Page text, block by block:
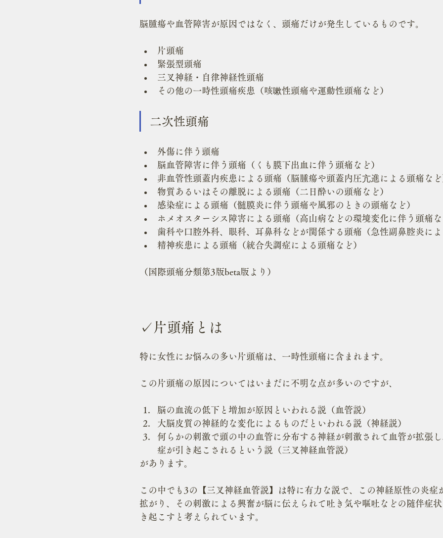
脳腫瘍や血管障害が原因ではなく、頭痛だけが発生しているものです。
片頭痛
緊張型頭痛
三叉神経・自律神経性頭痛
その他の一時性頭痛疾患（咳嗽性頭痛や運動性頭痛など）
二次性頭痛
外傷に伴う頭痛
脳血管障害に伴う頭痛（くも膜下出血に伴う頭痛など）
非血管性頭蓋内疾患による頭痛（脳腫瘍や頭蓋内圧亢進による頭痛など
物質あるいはその離脱による頭痛（二日酔いの頭痛など）
感染症による頭痛（髄膜炎に伴う頭痛や風邪のときの頭痛など）
ホメオスターシス障害による頭痛（高山病などの環境変化に伴う頭痛な
歯科や口腔外科、眼科、耳鼻科などが関係する頭痛（急性副鼻腔炎によ
精神疾患による頭痛（統合失調症による頭痛など）
（国際頭痛分類第3版beta版より）
✓片頭痛とは
特に女性にお悩みの多い片頭痛は、一時性頭痛に含まれます。
この片頭痛の原因についてはいまだに不明な点が多いのですが、
脳の血流の低下と増加が原因といわれる説（血管説）
大脳皮質の神経的な変化によるものだといわれる説（神経説）
何らかの刺激で頭の中の血管に分布する神経が刺激されて血管が拡張
症が引き起こされるという説（三叉神経血管説）
があります。
この中でも3の【三叉神経血管説】は特に有力な説で、この神経原性の炎症
拡がり、その刺激による興奮が脳に伝えられて吐き気や嘔吐などの随伴症
き起こすと考えられています。